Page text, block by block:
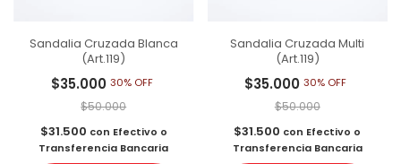
Sandalia Cruzada Blanca
(Art.119)
$35.000 30% OFF
$50.000
$31.500 con Efectivo o
Transferencia Bancaria
Sandalia Cruzada Multi
(Art.119)
$35.00030% OFF
$50.000
$31.500 con Efectivo o
Transferencia Bancaria